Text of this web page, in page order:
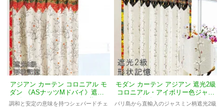
アジアン カーテン コロニアル モ
ダン 《ASナッツMドバイ》遮光2
級アイボリー色オリーブ柄
調和と安定の意味を持つシェパードチェ
モダン カーテン アジアン 遮光2級
コロニアル・アイボリー色ジャス
ミン柄《ASチロルMリナ》
バリ島から直輸入のジャスミン柄遮光2級